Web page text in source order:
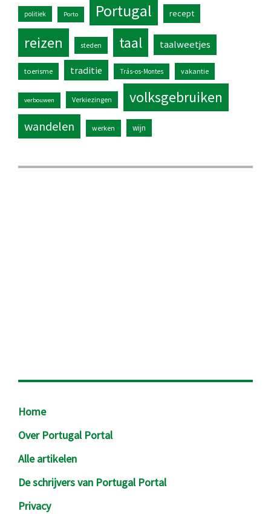
politiek Porto Portugal recept
reizen steden taal taalweetjes
toerisme traditie Trás-os-Montes vakantie
verbouwen Verkiezingen volksgebruiken
wandelen werken wijn
Footer
Home
Over Portugal Portal
Alle artikelen
De schrijvers van Portugal Portal
Privacy